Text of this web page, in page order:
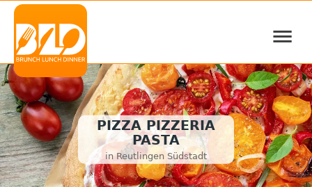
≡
PIZZA PIZZERIA
PASTA
in Reutlingen Südstadt